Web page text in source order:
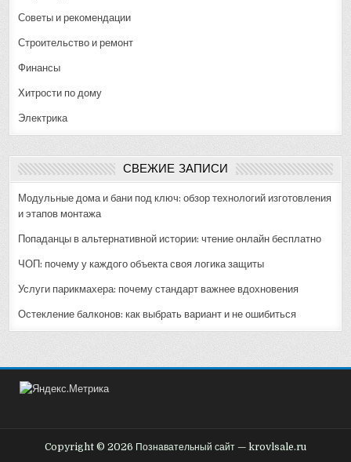
Советы и рекомендации
Строительство и ремонт
Финансы
Хитрости по дому
Электрика
СВЕЖИЕ ЗАПИСИ
Модульные дома и бани под ключ: обзор технологий изготовления
и этапов монтажа
Попаданцы в альтернативной истории: чтение онлайн бесплатно
ЧОП: почему у каждого объекта своя логика защиты
Услуги парикмахера: почему стандарт важнее вдохновения
Остекление балконов: как выбрать вариант и не ошибиться
Copyright © 2026 Познавательный сайт — krovlsale.ru